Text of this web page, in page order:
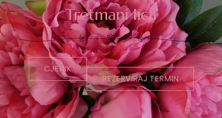
Tretmani lica
CJENIK
REZERVIRAJ TERMIN